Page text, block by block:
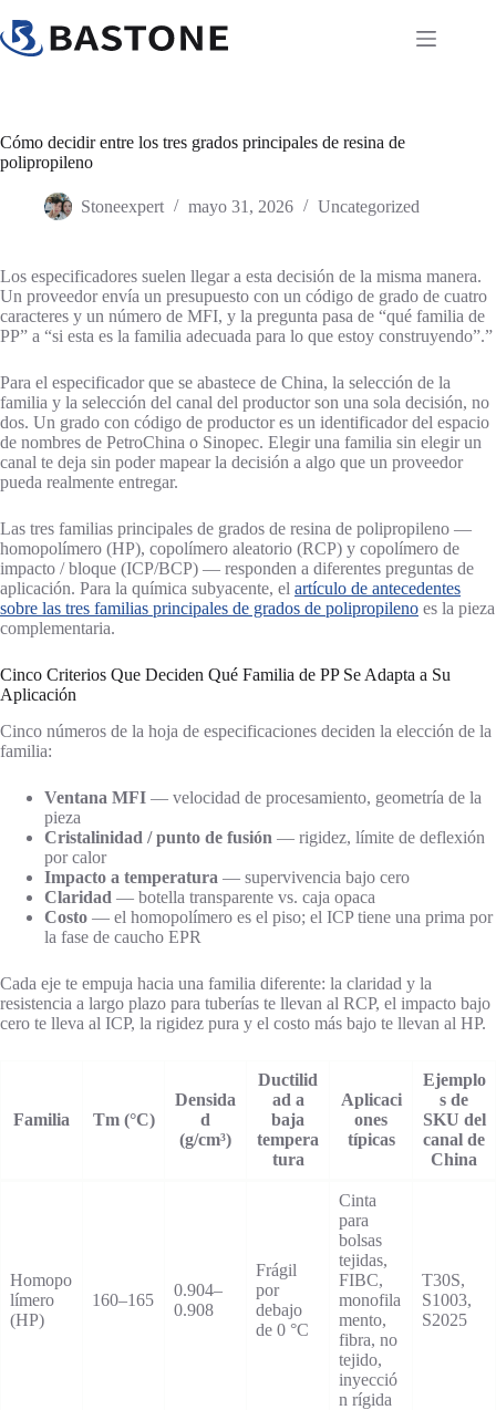
al
contenido
Cómo decidir entre los tres grados principales de resina de
polipropileno
Stoneexpert mayo 31, 2026 Uncategorized
Los especificadores suelen llegar a esta decisión de la misma manera.
Un proveedor envía un presupuesto con un código de grado de cuatro
caracteres y un número de MFI, y la pregunta pasa de “qué familia de
PP” a “si esta es la familia adecuada para lo que estoy construyendo”.”
Para el especificador que se abastece de China, la selección de la
familia y la selección del canal del productor son una sola decisión, no
dos. Un grado con código de productor es un identificador del espacio
de nombres de PetroChina o Sinopec. Elegir una familia sin elegir un
canal te deja sin poder mapear la decisión a algo que un proveedor
pueda realmente entregar.
Las tres familias principales de grados de resina de polipropileno —
homopolímero (HP), copolímero aleatorio (RCP) y copolímero de
impacto / bloque (ICP/BCP) — responden a diferentes preguntas de
aplicación. Para la química subyacente, el artículo de antecedentes
sobre las tres familias principales de grados de polipropileno es la pieza
complementaria.
Cinco Criterios Que Deciden Qué Familia de PP Se Adapta a Su
Aplicación
Cinco números de la hoja de especificaciones deciden la elección de la
familia:
Ventana MFI — velocidad de procesamiento, geometría de la
pieza
Cristalinidad / punto de fusión — rigidez, límite de deflexión
por calor
Impacto a temperatura — supervivencia bajo cero
Claridad — botella transparente vs. caja opaca
Costo — el homopolímero es el piso; el ICP tiene una prima por
la fase de caucho EPR
Cada eje te empuja hacia una familia diferente: la claridad y la
resistencia a largo plazo para tuberías te llevan al RCP, el impacto bajo
cero te lleva al ICP, la rigidez pura y el costo más bajo te llevan al HP.
Familia Tm (°C)
Densida
d
(g/cm³)
Ductilid
ad a
baja
tempera
tura
Aplicaci
ones
típicas
Ejemplo
s de
SKU del
canal de
China
Homopo
límero
(HP)
160–165
0.904–
0.908
Frágil
por
debajo
de 0 °C
Cinta
para
bolsas
tejidas,
FIBC,
monofila
mento,
fibra, no
tejido,
inyecció
n rígida
T30S,
S1003,
S2025